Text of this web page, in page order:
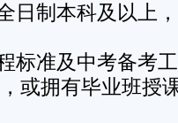
日制本科及以上
标准及中考备考
或拥有毕业班授